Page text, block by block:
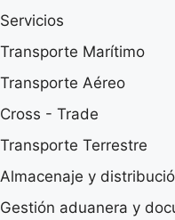
Servicios
Transporte Marítimo
Transporte Aéreo
Cross - Trade
Transporte Terrestre
Almacenaje y
Gestión aduanera y